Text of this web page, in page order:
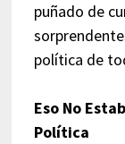
puñado de
política de
Eso No
Política